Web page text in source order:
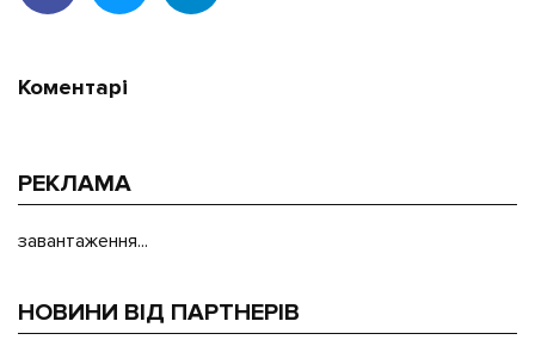
Коментарі
РЕКЛАМА
завантаження...
НОВИНИ ВІД ПАРТНЕРІВ